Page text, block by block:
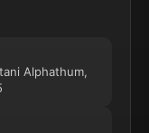
Alphathum,